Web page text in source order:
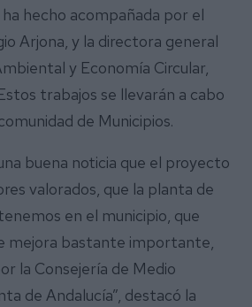
hecho acompañada por el
Arjona, y la directora general
y Economía Circular,
trabajos se llevarán a cabo
de Municipios.
buena noticia que el proyecto
valorados, que la planta de
en el municipio, que
mejora bastante importante,
la Consejería de Medio
de Andalucía”, destacó la